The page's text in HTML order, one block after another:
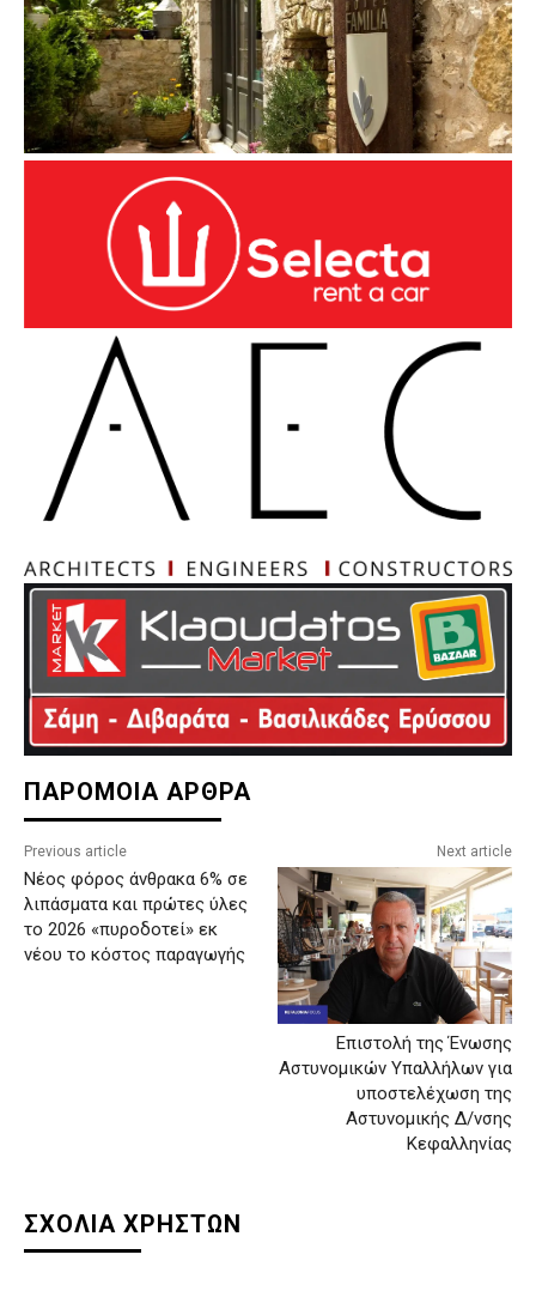
ΠΑΡΟΜΟΙΑ ΑΡΘΡΑ
Previous article
Νέος φόρος άνθρακα 6% σε
λιπάσματα και πρώτες ύλες
το 2026 «πυροδοτεί» εκ
νέου το κόστος παραγωγής
Next article
Επιστολή της Ένωσης
Αστυνομικών Υπαλλήλων για
υποστελέχωση της
Αστυνομικής Δ/νσης
Κεφαλληνίας
ΣΧΟΛΙΑ ΧΡΗΣΤΩΝ